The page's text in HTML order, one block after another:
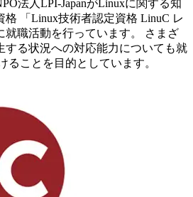
法人LPI-JapanがLinuxに関する知
「Linux技術者認定資格 LinuC レ
就職活動を行っています。 さまざ
する状況への対応能力についても就
ることを目的としています。